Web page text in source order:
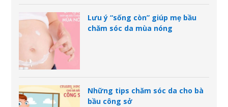
Lưu ý “sống còn” giúp mẹ bầu
chăm sóc da mùa nóng
Những tips chăm sóc da cho bà
bầu công sở